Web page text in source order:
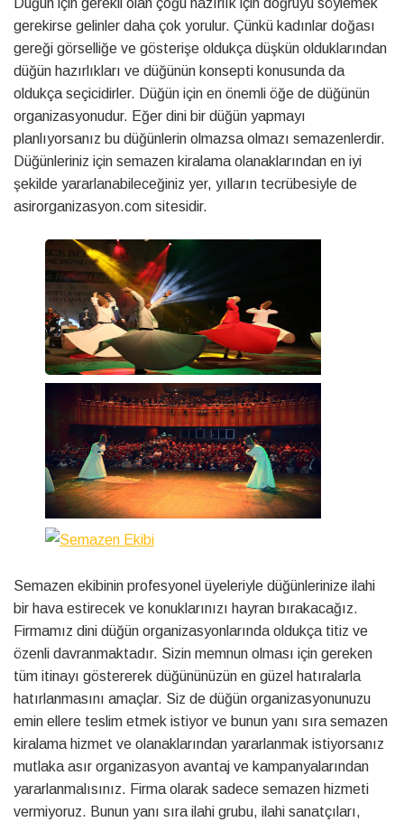
gerekirse gelinler daha çok yorulur. Çünkü kadınlar doğası
gereği görselliğe ve gösterişe oldukça düşkün olduklarından
düğün hazırlıkları ve düğünün konsepti konusunda da
oldukça seçicidirler. Düğün için en önemli öğe de düğünün
organizasyonudur. Eğer dini bir düğün yapmayı
planlıyorsanız bu düğünlerin olmazsa olmazı semazenlerdir.
Düğünleriniz için semazen kiralama olanaklarından en iyi
şekilde yararlanabileceğiniz yer, yılların tecrübesiyle de
asirorganizasyon.com sitesidir.
Semazen ekibinin profesyonel üyeleriyle düğünlerinize ilahi
bir hava estirecek ve konuklarınızı hayran bırakacağız.
Firmamız dini düğün organizasyonlarında oldukça titiz ve
özenli davranmaktadır. Sizin memnun olması için gereken
tüm itinayı göstererek düğününüzün en güzel hatıralarla
hatırlanmasını amaçlar. Siz de düğün organizasyonunuzu
emin ellere teslim etmek istiyor ve bunun yanı sıra semazen
kiralama hizmet ve olanaklarından yararlanmak istiyorsanız
mutlaka asır organizasyon avantaj ve kampanyalarından
yararlanmalısınız. Firma olarak sadece semazen hizmeti
vermiyoruz. Bunun yanı sıra ilahi grubu, ilahi sanatçıları,